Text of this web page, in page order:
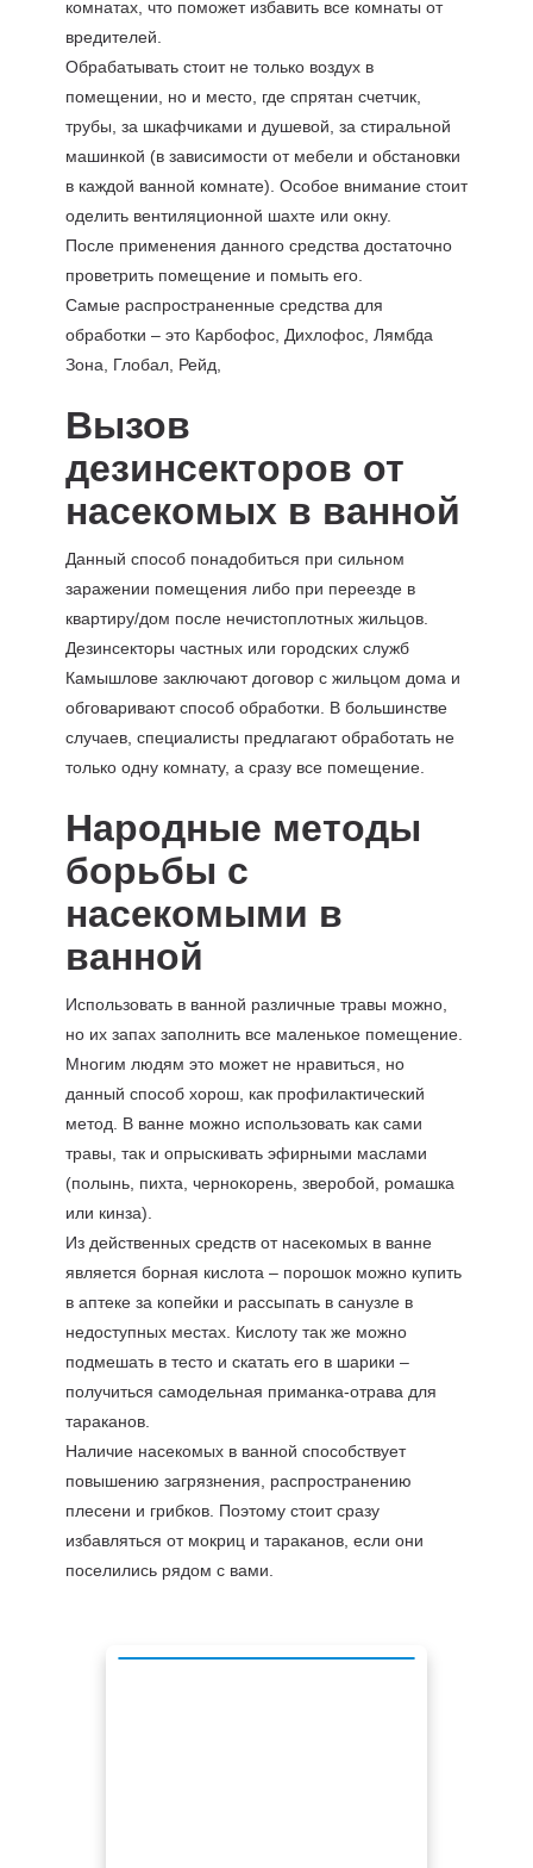
комнатах, что поможет избавить все комнаты от
вредителей.
Обрабатывать стоит не только воздух в
помещении, но и место, где спрятан счетчик,
трубы, за шкафчиками и душевой, за стиральной
машинкой (в зависимости от мебели и обстановки
в каждой ванной комнате). Особое внимание стоит
оделить вентиляционной шахте или окну.
После применения данного средства достаточно
проветрить помещение и помыть его.
Самые распространенные средства для
обработки – это Карбофос, Дихлофос, Лямбда
Зона, Глобал, Рейд,
Вызов
дезинсекторов от
насекомых в ванной
Данный способ понадобиться при сильном
заражении помещения либо при переезде в
квартиру/дом после нечистоплотных жильцов.
Дезинсекторы частных или городских служб
Камышлове заключают договор с жильцом дома и
обговаривают способ обработки. В большинстве
случаев, специалисты предлагают обработать не
только одну комнату, а сразу все помещение.
Народные методы
борьбы с
насекомыми в
ванной
Использовать в ванной различные травы можно,
но их запах заполнить все маленькое помещение.
Многим людям это может не нравиться, но
данный способ хорош, как профилактический
метод. В ванне можно использовать как сами
травы, так и опрыскивать эфирными маслами
(полынь, пихта, чернокорень, зверобой, ромашка
или кинза).
Из действенных средств от насекомых в ванне
является борная кислота – порошок можно купить
в аптеке за копейки и рассыпать в санузле в
недоступных местах. Кислоту так же можно
подмешать в тесто и скатать его в шарики –
получиться самодельная приманка-отрава для
тараканов.
Наличие насекомых в ванной способствует
повышению загрязнения, распространению
плесени и грибков. Поэтому стоит сразу
избавляться от мокриц и тараканов, если они
поселились рядом с вами.